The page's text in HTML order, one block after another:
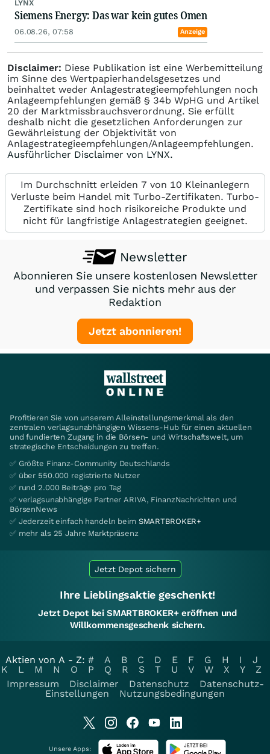
LYNX
Siemens Energy: Das war kein gutes Omen
06.08.26, 07:58 Anzeige
Disclaimer: Diese Publikation ist eine Werbemitteilung
im Sinne des Wertpapierhandelsgesetzes und
beinhaltet weder Anlagestrategieempfehlungen noch
Anlageempfehlungen gemäß § 34b WpHG und Artikel
20 der Marktmissbrauchsverordnung. Sie erfüllt
deshalb nicht die gesetzlichen Anforderungen zur
Gewährleistung der Objektivität von
Anlagestrategieempfehlungen/Anlageempfehlungen.
Ausführlicher Disclaimer von LYNX.
Im Durchschnitt erleiden 7 von 10 Kleinanlegern
Verluste beim Handel mit Turbo-Zertifikaten. Turbo-
Zertifikate sind hoch risikoreiche Produkte und
nicht für langfristige Anlagestrategien geeignet.
Newsletter
Abonnieren Sie unsere kostenlosen Newsletter
und verpassen Sie nichts mehr aus der
Redaktion
Jetzt abonnieren!
Profitieren Sie von unserem Alleinstellungsmerkmal als den
zentralen verlagsunabhängigen Wissens-Hub für einen aktuellen
und fundierten Zugang in die Börsen- und Wirtschaftswelt, um
strategische Entscheidungen zu treffen.
✅ Größte Finanz-Community Deutschlands
✅ über 550.000 registrierte Nutzer
✅ rund 2.000 Beiträge pro Tag
✅ verlagsunabhängige Partner ARIVA, FinanzNachrichten und
BörsenNews
✅ Jederzeit einfach handeln beim SMARTBROKER+
✅ mehr als 25 Jahre Marktpräsenz
Jetzt Depot sichern
Ihre Lieblingsaktie geschenkt!
Jetzt Depot bei SMARTBROKER+ eröffnen und
Willkommensgeschenk sichern.
Aktien von A - Z: # A B C D E F G H I
J
K
L M N O P Q R S T U V W X Y
Z
Impressum
Disclaimer Datenschutz
Datenschutz-
Einstellungen
Nutzungsbedingungen
Unsere Apps: